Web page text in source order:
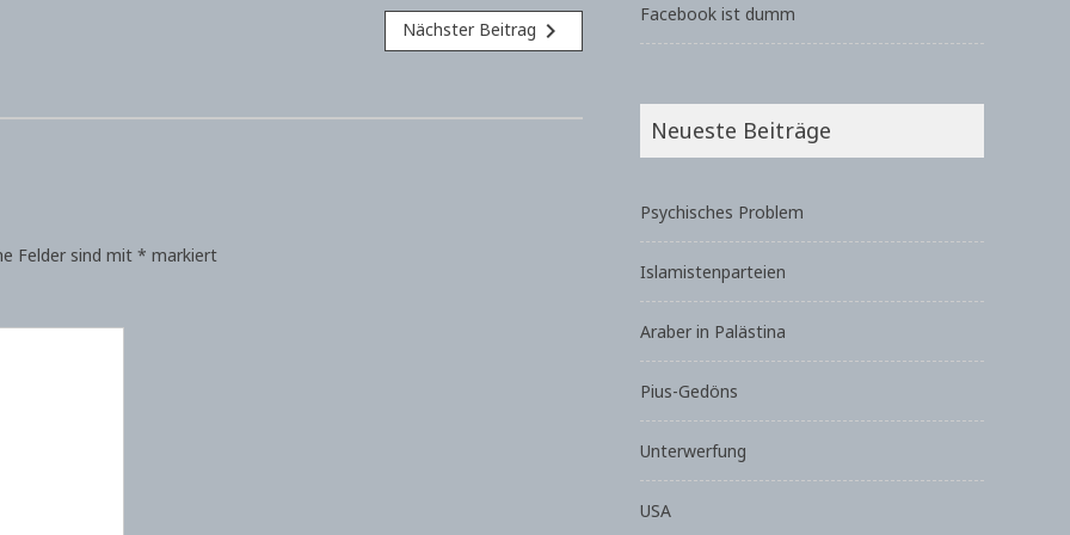
Nächster Beitrag navigate_next
Felder sind mit * markiert
Facebook ist dumm
Neueste Beiträge
Psychisches Problem
Islamistenparteien
Araber in Palästina
Pius-Gedöns
Unterwerfung
USA